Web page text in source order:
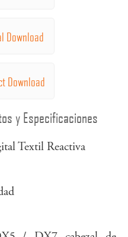
Download
Download
y Especificaciones
Textil Reactiva